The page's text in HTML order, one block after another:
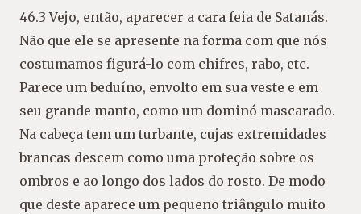
46.3 Vejo, então, aparecer a cara feia de Satanás.
Não que ele se apresente na forma com que nós
costumamos figurá-lo com chifres, rabo, etc.
Parece um beduíno, envolto em sua veste e em
seu grande manto, como um dominó mascarado.
Na cabeça tem um turbante, cujas extremidades
brancas descem como uma proteção sobre os
ombros e ao longo dos lados do rosto. De modo
que deste aparece um pequeno triângulo muito